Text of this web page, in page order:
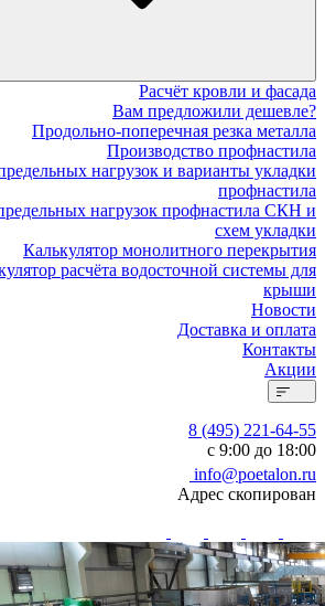
Расчёт кровли и фасада
Вам предложили дешевле?
Продольно-поперечная резка металла
Производство профнастила
нагрузок и варианты укладки
профнастила
нагрузок профнастила СКН и
схем укладки
Калькулятор монолитного перекрытия
расчёта водосточной системы для
крыши
Новости
Доставка и оплата
Контакты
Акции
8 (495) 221-64-55
с 9:00 до 18:00
info@poetalon.ru
Адрес скопирован